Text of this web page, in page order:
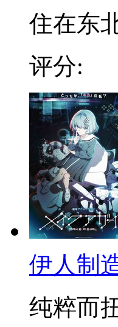
住在东
评分:
伊人制
纯粹而